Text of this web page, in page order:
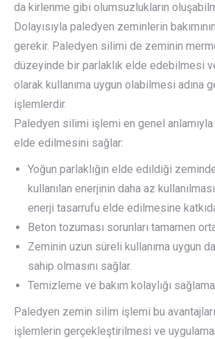
da kirlenme gibi olumsuzlukların
Dolayısıyla paledyen zeminlerin
gerekir. Paledyen silimi de zeminin
düzeyinde bir parlaklık elde edebilmesi
olarak kullanıma uygun olabilmesi adına
işlemlerdir.
Paledyen silimi işlemi en genel anlamıyla
elde edilmesini sağlar:
Yoğun parlaklığın elde edildiği
kullanılan enerjinin daha az
enerji tasarrufu elde edilmesine
Beton tozuması sorunları tamamen
Zeminin uzun süreli kullanıma uygun
sahip olmasını sağlar.
Temizleme ve bakım kolaylığı
Paledyen zemin silim işlemi bu
işlemlerin gerçekleştirilmesi ve